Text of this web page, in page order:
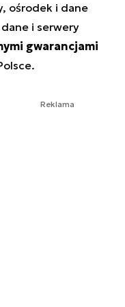
ośrodek i dane
i serwery
gwarancjami
Reklama